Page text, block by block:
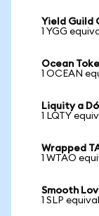
Yield Guild
1 YGG
Ocean
1 OCEAN
Liquity a
1 LQTY
Wrapped
1 WTAO
Smooth
1 SLP